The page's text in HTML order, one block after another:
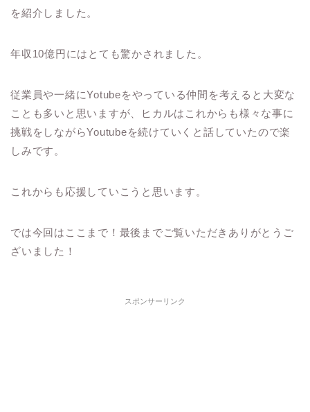
を紹介しました。
年収10億円にはとても驚かされました。
従業員や一緒にYotubeをやっている仲間を考えると大変な
ことも多いと思いますが、ヒカルはこれからも様々な事に
挑戦をしながらYoutubeを続けていくと話していたので楽
しみです。
これからも応援していこうと思います。
では今回はここまで！最後までご覧いただきありがとうご
ざいました！
スポンサーリンク